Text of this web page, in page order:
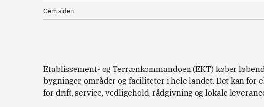
Gem siden
Etablissement- og Terrænkommandoen (EKT) køber
bygninger, områder og faciliteter i hele landet. Det kan for
for drift, service, vedligehold, rådgivning og lokale